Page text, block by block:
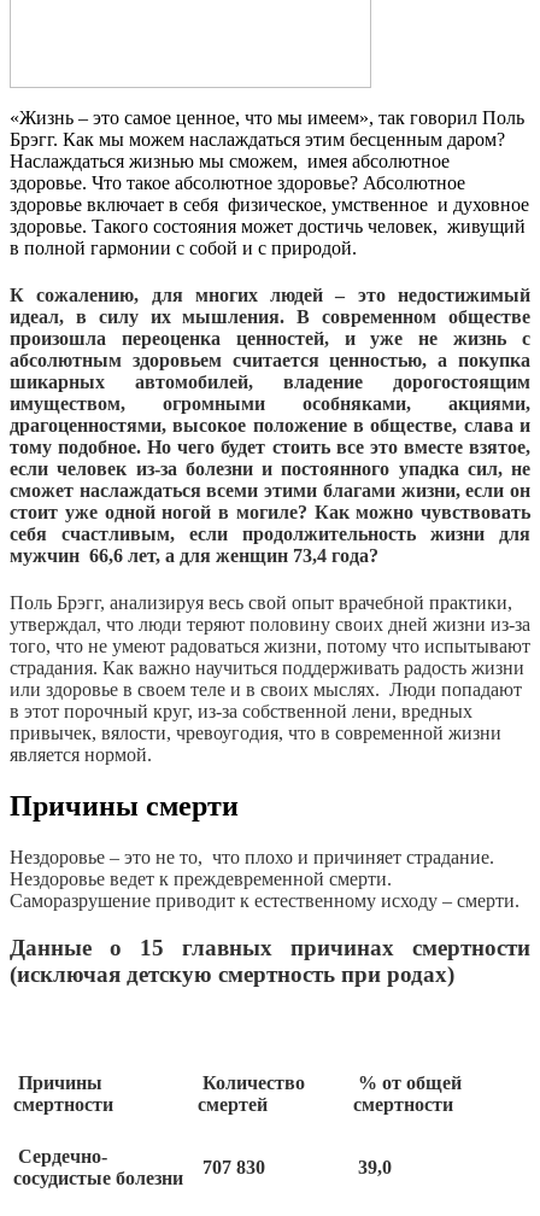
«Жизнь – это самое ценное, что мы имеем», так говорил Поль
Брэгг. Как мы можем наслаждаться этим бесценным даром?
Наслаждаться жизнью мы сможем, имея абсолютное
здоровье. Что такое абсолютное здоровье? Абсолютное
здоровье включает в себя физическое, умственное и духовное
здоровье. Такого состояния может достичь человек, живущий
в полной гармонии с собой и с природой.
К сожалению, для многих людей – это недостижимый
идеал, в силу их мышления. В современном обществе
произошла переоценка ценностей, и уже не жизнь с
абсолютным здоровьем считается ценностью, а покупка
шикарных автомобилей, владение дорогостоящим
имуществом, огромными особняками, акциями,
драгоценностями, высокое положение в обществе, слава и
тому подобное. Но чего будет стоить все это вместе взятое,
если человек из-за болезни и постоянного упадка сил, не
сможет наслаждаться всеми этими благами жизни, если он
стоит уже одной ногой в могиле? Как можно чувствовать
себя счастливым, если продолжительность жизни для
мужчин 66,6 лет, а для женщин 73,4 года?
Поль Брэгг, анализируя весь свой опыт врачебной практики,
утверждал, что люди теряют половину своих дней жизни из-за
того, что не умеют радоваться жизни, потому что испытывают
страдания. Как важно научиться поддерживать радость жизни
или здоровье в своем теле и в своих мыслях. Люди попадают
в этот порочный круг, из-за собственной лени, вредных
привычек, вялости, чревоугодия, что в современной жизни
является нормой.
Причины смерти
Нездоровье – это не то, что плохо и причиняет страдание.
Нездоровье ведет к преждевременной смерти.
Саморазрушение приводит к естественному исходу – смерти.
Данные о 15 главных причинах смертности
(исключая детскую смертность при родах)
Причины
смертности
Количество
смертей
% от общей
смертности
Сердечно-
сосудистые болезни
707 830 39,0